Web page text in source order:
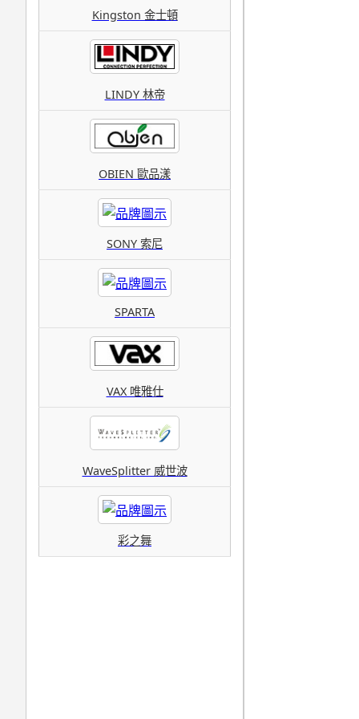
Kingston 金士頓
LINDY 林帝
OBIEN 歐品漾
SONY 索尼
SPARTA
VAX 唯雅仕
WaveSplitter 威世波
彩之舞